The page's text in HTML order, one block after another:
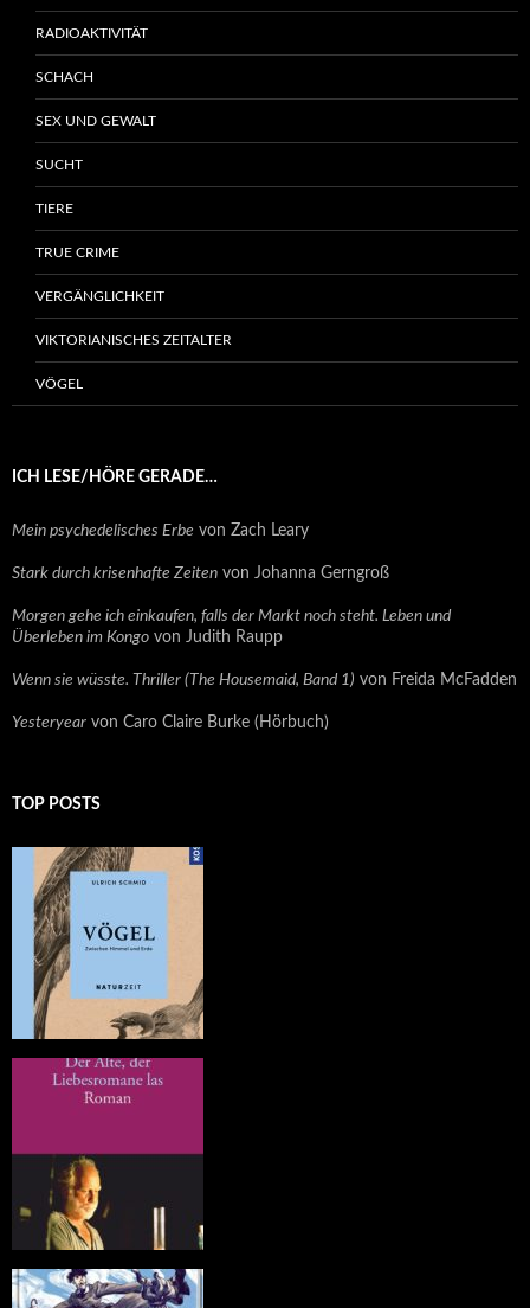
RADIOAKTIVITÄT
SCHACH
SEX UND GEWALT
SUCHT
TIERE
TRUE CRIME
VERGÄNGLICHKEIT
VIKTORIANISCHES ZEITALTER
VÖGEL
ICH LESE/HÖRE GERADE…
Mein psychedelisches Erbe von Zach Leary
Stark durch krisenhafte Zeiten von Johanna Gerngroß
Morgen gehe ich einkaufen, falls der Markt noch steht. Leben und
Überleben im Kongo von Judith Raupp
Wenn sie wüsste. Thriller (The Housemaid, Band 1) von Freida McFadden
Yesteryear von Caro Claire Burke (Hörbuch)
TOP POSTS